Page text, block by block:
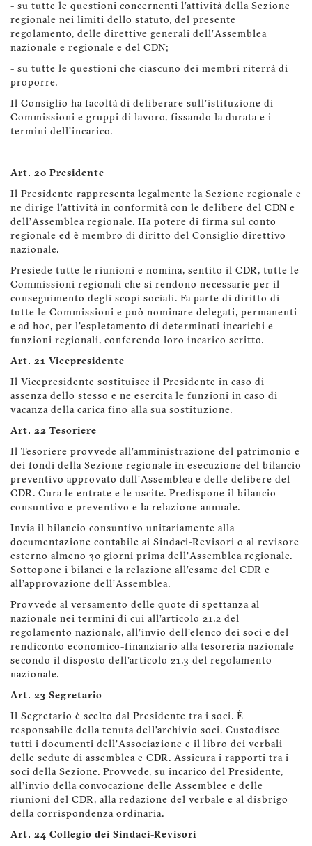
- su tutte le questioni concernenti l’attività della Sezione
regionale nei limiti dello statuto, del presente
regolamento, delle direttive generali dell’Assemblea
nazionale e regionale e del CDN;
- su tutte le questioni che ciascuno dei membri riterrà di
proporre.
Il Consiglio ha facoltà di deliberare sull’istituzione di
Commissioni e gruppi di lavoro, fissando la durata e i
termini dell’incarico.
Art. 20 Presidente
Il Presidente rappresenta legalmente la Sezione regionale e
ne dirige l’attività in conformità con le delibere del CDN e
dell’Assemblea regionale. Ha potere di firma sul conto
regionale ed è membro di diritto del Consiglio direttivo
nazionale.
Presiede tutte le riunioni e nomina, sentito il CDR, tutte le
Commissioni regionali che si rendono necessarie per il
conseguimento degli scopi sociali. Fa parte di diritto di
tutte le Commissioni e può nominare delegati, permanenti
e ad hoc, per l'espletamento di determinati incarichi e
funzioni regionali, conferendo loro incarico scritto.
Art. 21 Vicepresidente
Il Vicepresidente sostituisce il Presidente in caso di
assenza dello stesso e ne esercita le funzioni in caso di
vacanza della carica fino alla sua sostituzione.
Art. 22 Tesoriere
Il Tesoriere provvede all’amministrazione del patrimonio e
dei fondi della Sezione regionale in esecuzione del bilancio
preventivo approvato dall’Assemblea e delle delibere del
CDR. Cura le entrate e le uscite. Predispone il bilancio
consuntivo e preventivo e la relazione annuale.
Invia il bilancio consuntivo unitariamente alla
documentazione contabile ai Sindaci-Revisori o al revisore
esterno almeno 30 giorni prima dell’Assemblea regionale.
Sottopone i bilanci e la relazione all’esame del CDR e
all’approvazione dell’Assemblea.
Provvede al versamento delle quote di spettanza al
nazionale nei termini di cui all'articolo 21.2 del
regolamento nazionale, all'invio dell'elenco dei soci e del
rendiconto economico-finanziario alla tesoreria nazionale
secondo il disposto dell'articolo 21.3 del regolamento
nazionale.
Art. 23 Segretario
Il Segretario è scelto dal Presidente tra i soci. È
responsabile della tenuta dell’archivio soci. Custodisce
tutti i documenti dell’Associazione e il libro dei verbali
delle sedute di assemblea e CDR. Assicura i rapporti tra i
soci della Sezione. Provvede, su incarico del Presidente,
all'invio della convocazione delle Assemblee e delle
riunioni del CDR, alla redazione del verbale e al disbrigo
della corrispondenza ordinaria.
Art. 24 Collegio dei Sindaci-Revisori